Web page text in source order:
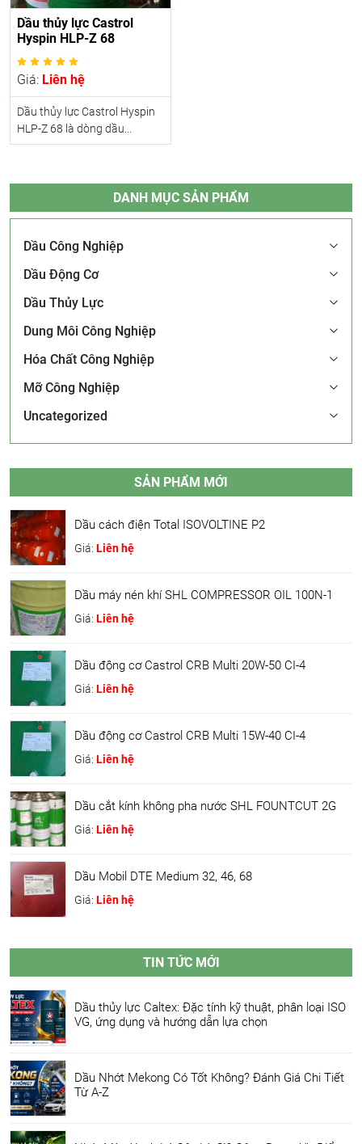
Dầu thủy lực Castrol
Hyspin HLP-Z 68
Giá: Liên hệ
Dầu thủy lực Castrol Hyspin
HLP-Z 68 là dòng dầu...
DANH MỤC SẢN PHẨM
Dầu Công Nghiệp
Dầu Động Cơ
Dầu Thủy Lực
Dung Môi Công Nghiệp
Hóa Chất Công Nghiệp
Mỡ Công Nghiệp
Uncategorized
SẢN PHẨM MỚI
Dầu cách điện Total ISOVOLTINE P2
Giá: Liên hệ
Dầu máy nén khí SHL COMPRESSOR OIL 100N-1
Giá: Liên hệ
Dầu động cơ Castrol CRB Multi 20W-50 CI-4
Giá: Liên hệ
Dầu động cơ Castrol CRB Multi 15W-40 CI-4
Giá: Liên hệ
Dầu cắt kính không pha nước SHL FOUNTCUT 2G
Giá: Liên hệ
Dầu Mobil DTE Medium 32, 46, 68
Giá: Liên hệ
TIN TỨC MỚI
Dầu thủy lực Caltex: Đặc tính kỹ thuật, phân loại ISO
VG, ứng dụng và hướng dẫn lựa chọn
Dầu Nhớt Mekong Có Tốt Không? Đánh Giá Chi Tiết
Từ A-Z